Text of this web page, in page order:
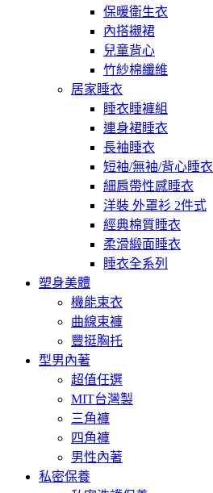
保暖衛生衣
內搭襯裙
兒童背心
竹紗棉纖維
居家睡衣
睡衣睡褲組
連身裙睡衣
長袖睡衣
短袖/無袖/背心睡衣
細肩帶性感睡衣
洋裝 外罩衫 2件式
經典棉質睡衣
柔滑緞面睡衣
睡衣全系列
塑身美體
機能束衣
曲線束褲
豐挺胸托
型男內著
超值任選
MIT台灣製
三角褲
四角褲
男性內著
私密保養